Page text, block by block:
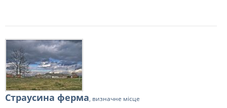
Страусина ферма, визначне місце